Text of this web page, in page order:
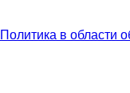
Политика в области